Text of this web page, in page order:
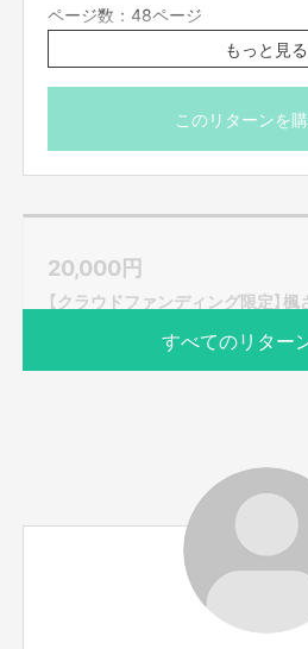
ページ数：48ページ
カット数：40カット以上
表紙：麻布
ハードカバー（上製本）
メッセージとサイン付き
もっと見る
このリターンを
20,000円
【クラウドファンディング限定】楓
るぅプロデュース】
サポーター数
おるぅプロデュースの楓さんの写
今回のクラウドファンディングだ
すべてのリター